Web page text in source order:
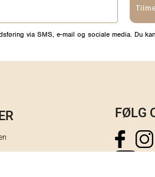
via SMS, e-mail og sociale media. Du
FØLG